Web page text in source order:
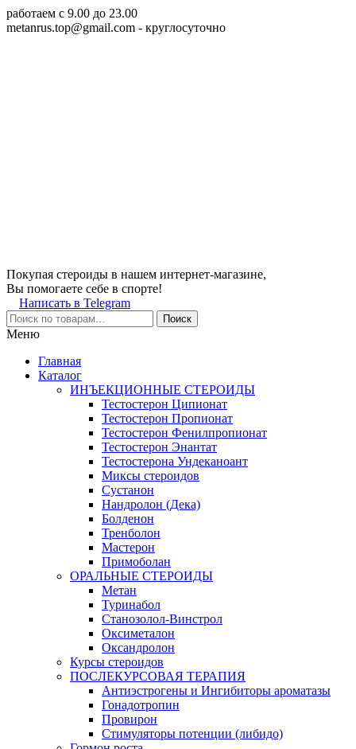
работаем c 9.00 до 23.00
metanrus.top@gmail.com - круглосуточно
Покупая стероиды в нашем интернет-магазине,
Вы помогаете себе в спорте!
Написать в Telegram
Поиск
Меню
Главная
Каталог
ИНЪЕКЦИОННЫЕ СТЕРОИДЫ
Тестостерон Ципионат
Тестостерон Пропионат
Тестостерон Фенилпропионат
Тестостерон Энантат
Тестостерона Ундеканоант
Миксы стероидов
Сустанон
Нандролон (Дека)
Болденон
Тренболон
Мастерон
Примоболан
ОРАЛЬНЫЕ СТЕРОИДЫ
Метан
Туринабол
Станозолол-Винстрол
Оксиметалон
Оксандролон
Курсы стероидов
ПОСЛЕКУРСОВАЯ ТЕРАПИЯ
Антиэстрогены и Ингибиторы ароматазы
Гонадотропин
Провирон
Стимуляторы потенции (либидо)